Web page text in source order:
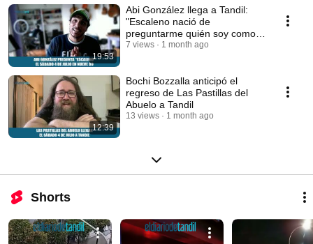
19:53
Abi González llega a Tandil:
"Escaleno nació de
preguntarme quién soy como
artista"
7 views 1 month ago
12:39
Bochi Bozzalla anticipó el
regreso de Las Pastillas del
Abuelo a Tandil
13 views 1 month ago
Shorts